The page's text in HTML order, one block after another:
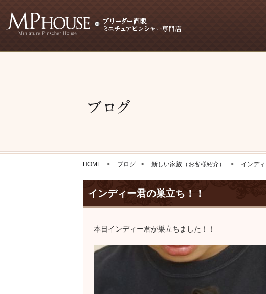
HOME ブログ 新しい家族（お客様紹介） インデ
インディー君の巣立ち！！
本日インディー君が巣立ちました！！